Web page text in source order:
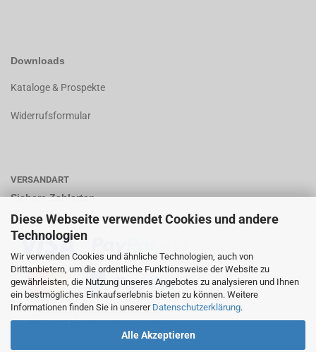
Diese Webseite verwendet Cookies und andere
Technologien
Wir verwenden Cookies und ähnliche Technologien, auch von
Drittanbietern, um die ordentliche Funktionsweise der Website zu
gewährleisten, die Nutzung unseres Angebotes zu analysieren und Ihnen
ein bestmögliches Einkaufserlebnis bieten zu können. Weitere
Informationen finden Sie in unserer Datenschutzerklärung.
Alle Akzeptieren
Downloads
Kataloge & Prospekte
Widerrufsformular
VERSANDART
Sichere Zahlarten